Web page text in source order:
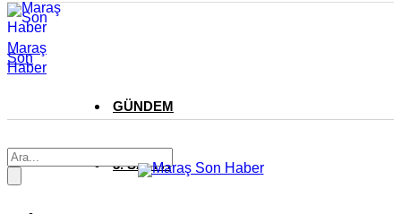
Maraş
Son
Haber
GÜNDEM
3. SAYFA